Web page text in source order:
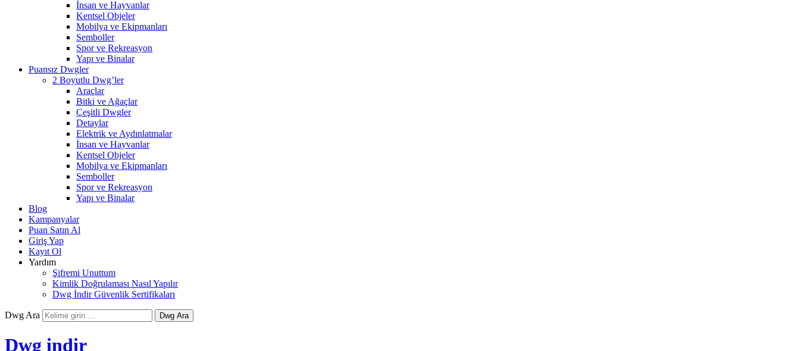
İnsan ve Hayvanlar
Kentsel Objeler
Mobilya ve Ekipmanları
Semboller
Spor ve Rekreasyon
Yapı ve Binalar
Puansız Dwgler
2 Boyutlu Dwg’ler
Araçlar
Bitki ve Ağaçlar
Çeşitli Dwgler
Detaylar
Elektrik ve Aydınlatmalar
İnsan ve Hayvanlar
Kentsel Objeler
Mobilya ve Ekipmanları
Semboller
Spor ve Rekreasyon
Yapı ve Binalar
Blog
Kampanyalar
Puan Satın Al
Giriş Yap
Kayıt Ol
Yardım
Şifremi Unuttum
Kimlik Doğrulaması Nasıl Yapılır
Dwg İndir Güvenlik Sertifikaları
Dwg Ara
Dwg indir